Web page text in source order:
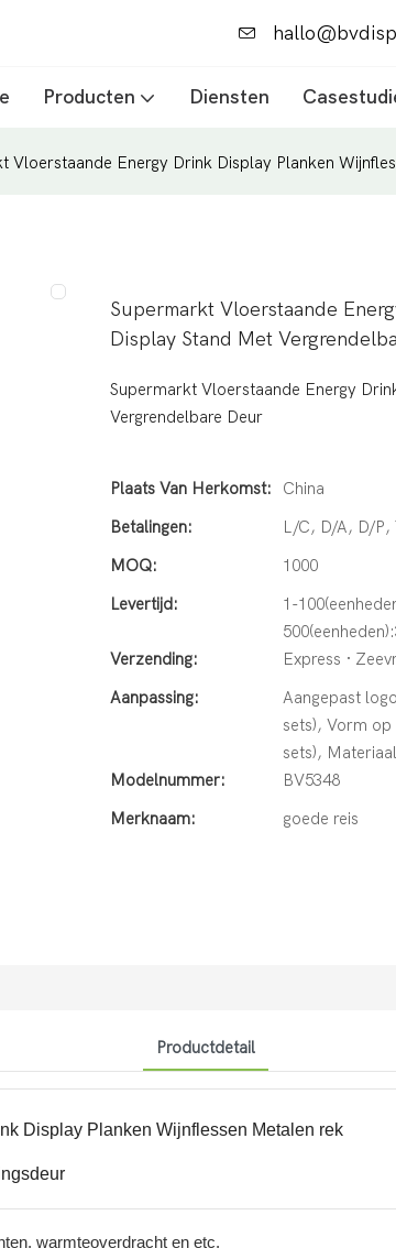
Producten Diensten
Vloerstaande Energy Drink Display Planken
Supermarkt Vloerstaande
Display Stand Met
Supermarkt Vloerstaande Energy
Vergrendelbare Deur
Plaats Van Herkomst:
China
Betalingen:
L/C, D/A, D/P,
MOQ:
1000
Levertijd:
1-
Verzending:
Express ·
Aanpassing:
Aangepast
sets), Vorm
sets),
Modelnummer:
BV5348
Merknaam:
goede reis
Productdetail
Display Planken Wijnflessen Metalen rek
warmteoverdracht en etc.